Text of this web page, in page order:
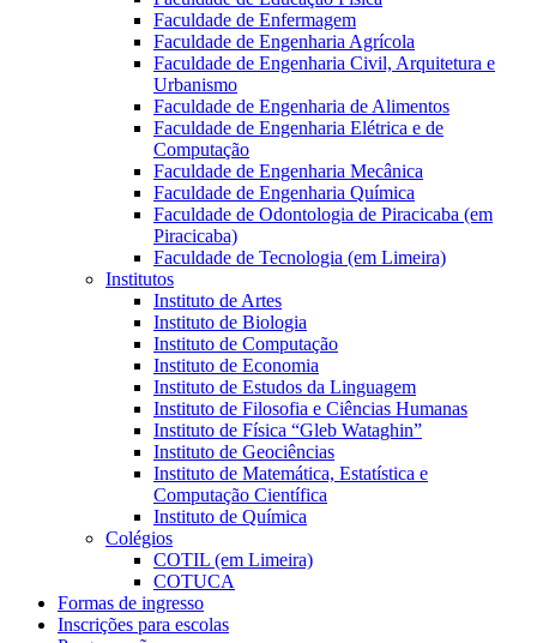
Faculdade de Enfermagem
Faculdade de Engenharia Agrícola
Faculdade de Engenharia Civil, Arquitetura e
Urbanismo
Faculdade de Engenharia de Alimentos
Faculdade de Engenharia Elétrica e de
Computação
Faculdade de Engenharia Mecânica
Faculdade de Engenharia Química
Faculdade de Odontologia de Piracicaba (em
Piracicaba)
Faculdade de Tecnologia (em Limeira)
Institutos
Instituto de Artes
Instituto de Biologia
Instituto de Computação
Instituto de Economia
Instituto de Estudos da Linguagem
Instituto de Filosofia e Ciências Humanas
Instituto de Física “Gleb Wataghin”
Instituto de Geociências
Instituto de Matemática, Estatística e
Computação Científica
Instituto de Química
Colégios
COTIL (em Limeira)
COTUCA
Formas de ingresso
Inscrições para escolas